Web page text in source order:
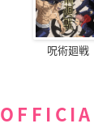
呪術廻戦